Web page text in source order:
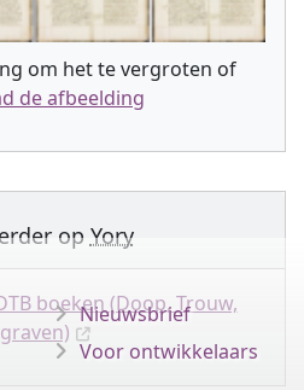
om het te vergroten of
de afbeelding
op Yory
boeken (Doop, Trouw,
Nieuwsbrief
Voor ontwikkelaars